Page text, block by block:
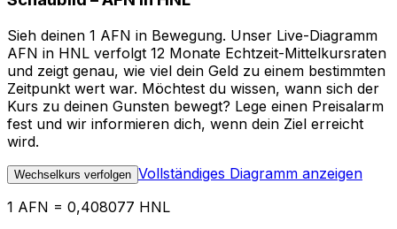
Sieh deinen 1 AFN in Bewegung. Unser Live-Diagramm
AFN in HNL verfolgt 12 Monate Echtzeit-Mittelkursraten
und zeigt genau, wie viel dein Geld zu einem bestimmten
Zeitpunkt wert war. Möchtest du wissen, wann sich der
Kurs zu deinen Gunsten bewegt? Lege einen Preisalarm
fest und wir informieren dich, wenn dein Ziel erreicht
wird.
Wechselkurs verfolgen Vollständiges Diagramm anzeigen
1 AFN = 0,408077 HNL